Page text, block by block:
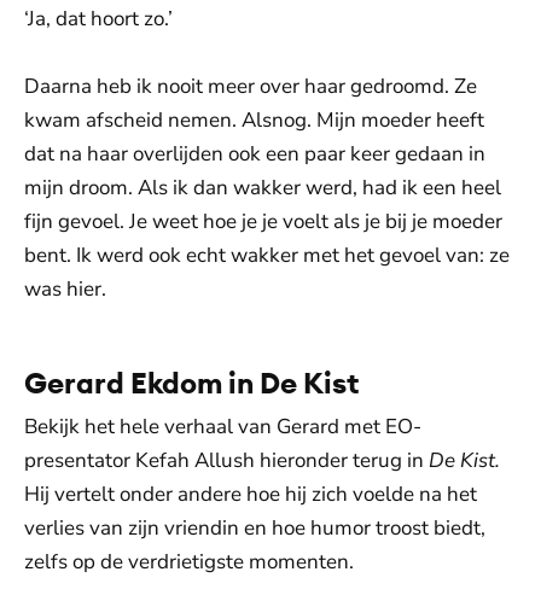
‘Ja, dat hoort zo.’
Daarna heb ik nooit meer over haar gedroomd. Ze
kwam afscheid nemen. Alsnog. Mijn moeder heeft
dat na haar overlijden ook een paar keer gedaan in
mijn droom. Als ik dan wakker werd, had ik een heel
fijn gevoel. Je weet hoe je je voelt als je bij je moeder
bent. Ik werd ook echt wakker met het gevoel van: ze
was hier.
Gerard Ekdom in De Kist
Bekijk het hele verhaal van Gerard met EO-
presentator Kefah Allush hieronder terug in De Kist.
Hij vertelt onder andere hoe hij zich voelde na het
verlies van zijn vriendin en hoe humor troost biedt,
zelfs op de verdrietigste momenten.